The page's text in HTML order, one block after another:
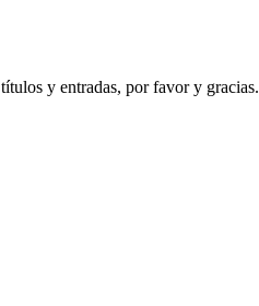
y entradas, por favor y gracias.